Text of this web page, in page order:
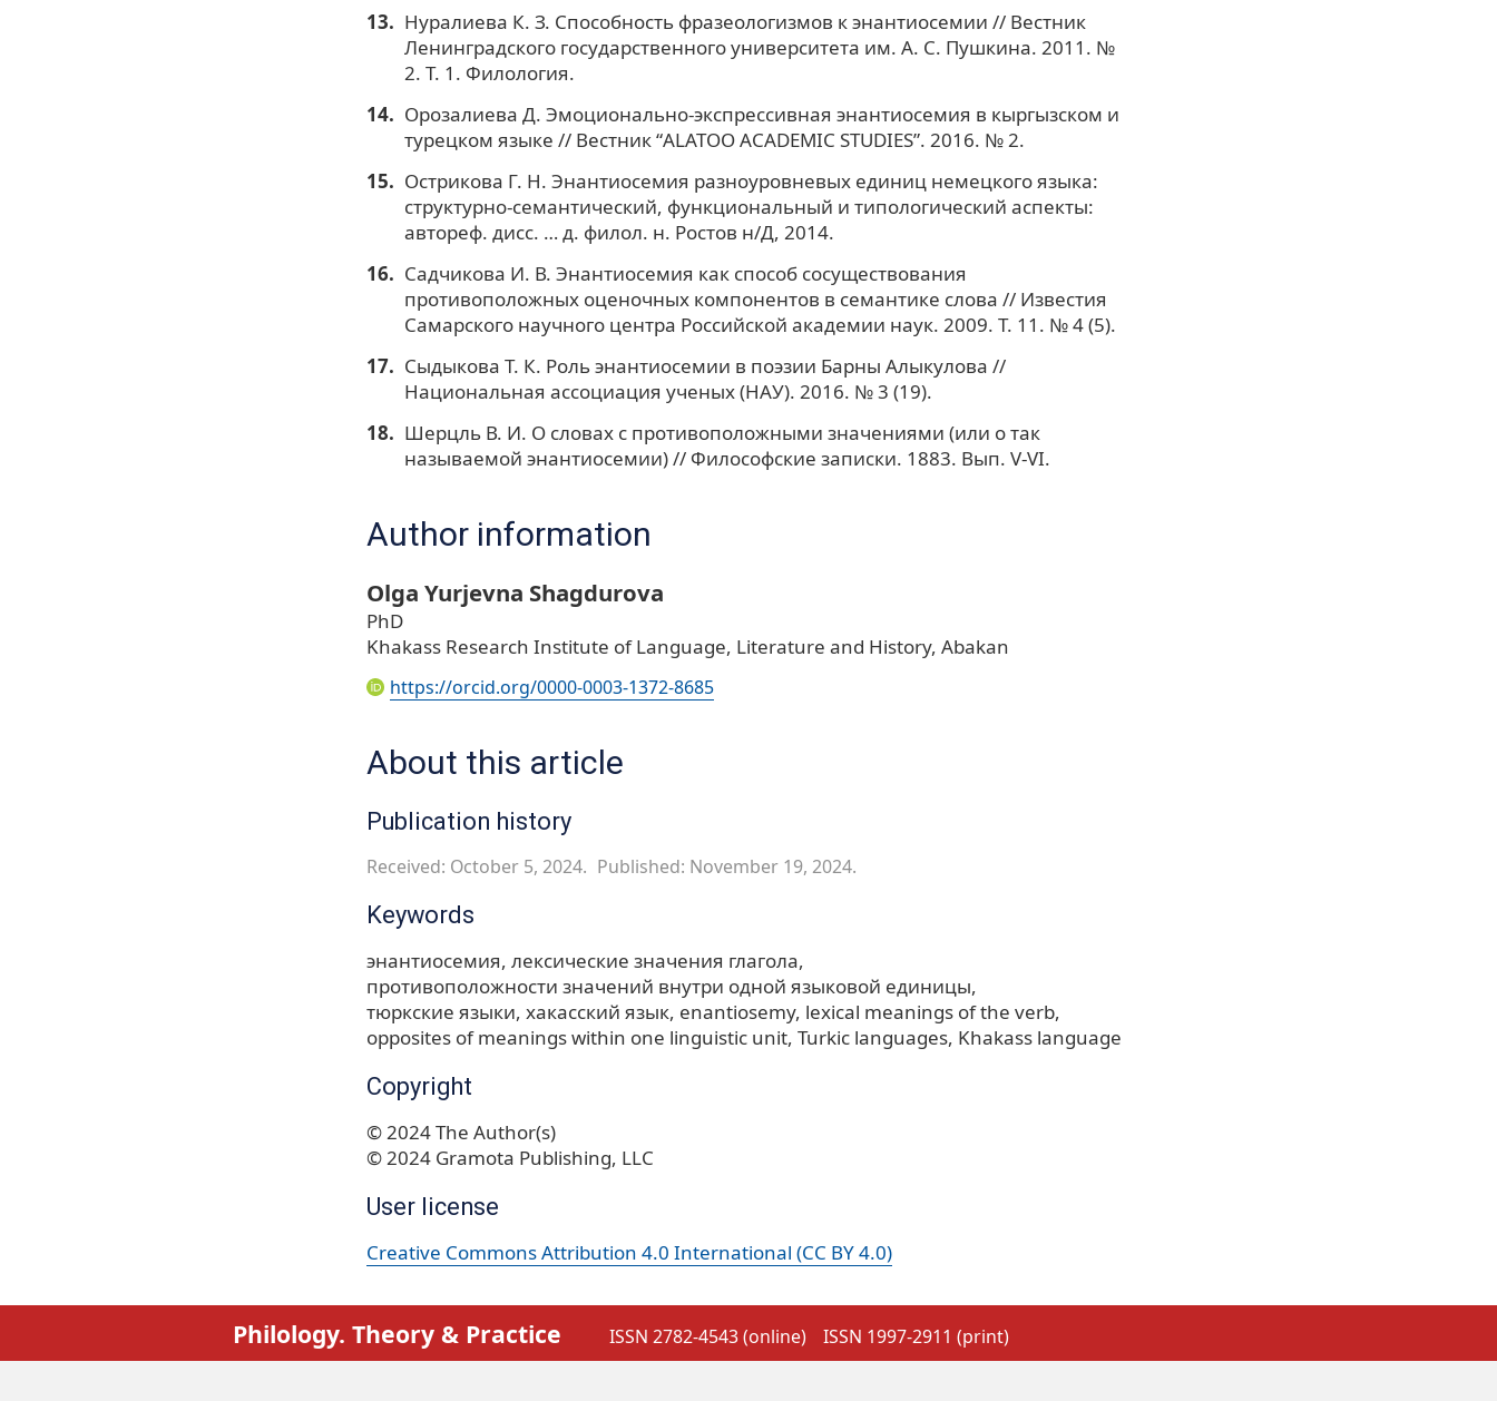
Нуралиева К. З. Способность фразеологизмов к энантиосемии // Вестник
Ленинградского государственного университета им. А. С. Пушкина. 2011. №
2. Т. 1. Филология.
Орозалиева Д. Эмоционально-экспрессивная энантиосемия в кыргызском и
турецком языке // Вестник “ALATOO ACADEMIC STUDIES”. 2016. № 2.
Острикова Г. Н. Энантиосемия разноуровневых единиц немецкого языка:
структурно-семантический, функциональный и типологический аспекты:
автореф. дисс. … д. филол. н. Ростов н/Д, 2014.
Садчикова И. В. Энантиосемия как способ сосуществования
противоположных оценочных компонентов в семантике слова // Известия
Самарского научного центра Российской академии наук. 2009. Т. 11. № 4 (5).
Сыдыкова Т. К. Роль энантиосемии в поэзии Барны Алыкулова //
Национальная ассоциация ученых (НАУ). 2016. № 3 (19).
Шерцль В. И. О словах с противоположными значениями (или о так
называемой энантиосемии) // Философские записки. 1883. Вып. V-VI.
Author information
Olga Yurjevna Shagdurova
PhD
Khakass Research Institute of Language, Literature and History, Abakan
https://orcid.org/0000-0003-1372-8685
About this article
Publication history
Received: October 5, 2024. Published: November 19, 2024.
Keywords
энантиосемия лексические значения глагола
противоположности значений внутри одной языковой единицы
тюркские языки хакасский язык enantiosemy lexical meanings of the verb
opposites of meanings within one linguistic unit Turkic languages Khakass language
Copyright
© 2024 The Author(s)
© 2024 Gramota Publishing, LLC
User license
Creative Commons Attribution 4.0 International (CC BY 4.0)
Philology. Theory & Practice ISSN 2782-4543 (online) ISSN 1997-2911 (print)